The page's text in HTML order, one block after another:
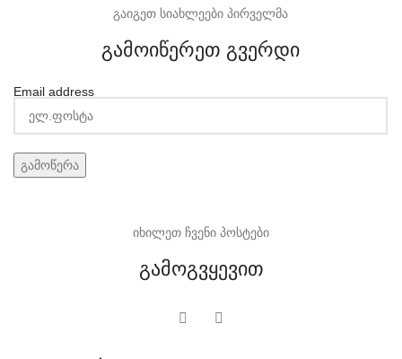
გაიგეთ სიახლეები პირველმა
გამოიწერეთ გვერდი
Email address
იხილეთ ჩვენი პოსტები
გამოგვყევით